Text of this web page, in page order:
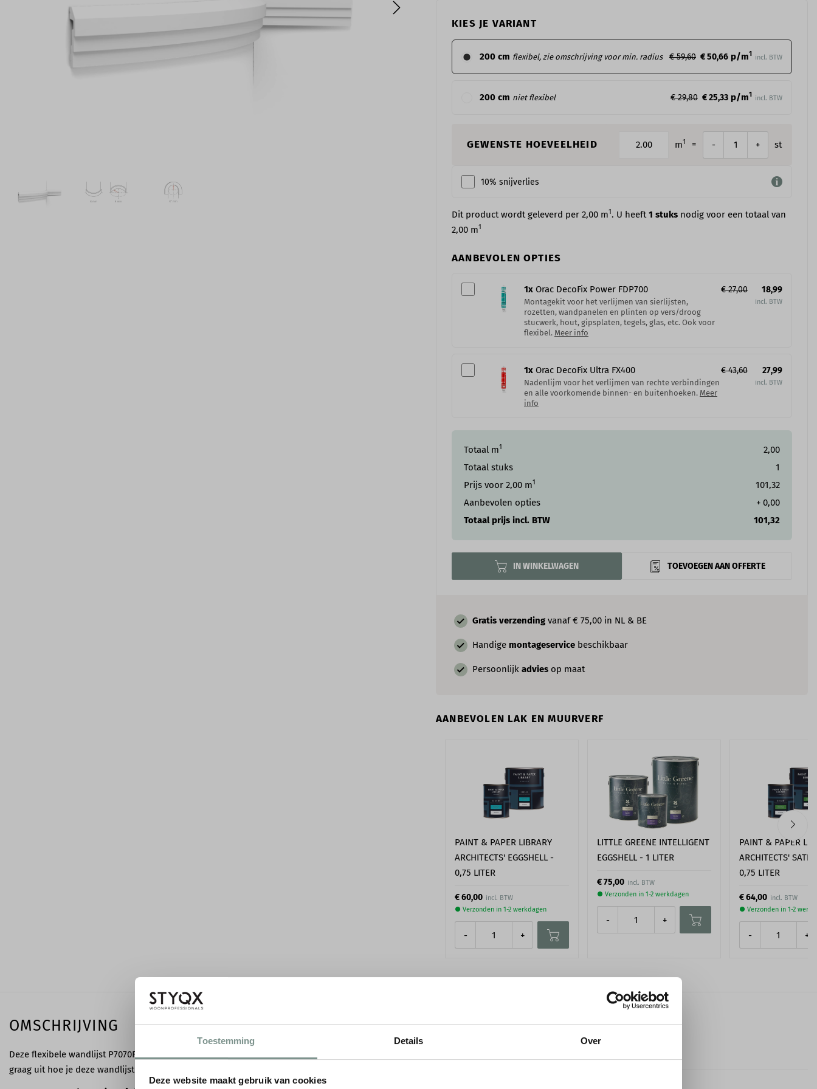
Toestemming Details Over
Deze website maakt gebruik van cookies
Gratis verzending vanaf € 75,00 in NL & BE
Handige montageservice beschikbaar
Persoonlijk advies op maat
AANBEVOLEN LAK EN MUURVERF
PAINT & PAPER LIBRARY
ARCHITECTS' EGGSHELL -
0,75 LITER
€ 60,00
● Verzonden in 1-2 werkdagen
- +
LITTLE GREENE INTELLIGENT
EGGSHELL - 1 LITER
€ 75,00
● Verzonden in 1-2 werkdagen
- +
PAINT & PAPER
ARCHITECTS'
0,75 LITER
€ 64,00
● Verzonden in 1-2
- +
KIES JE VARIANT
200 cm flexibel, zie omschrijving voor min. radius € 59,60 € 50,66 p/m1 incl. BTW
200 cm niet flexibel € 29,80 € 25,33 p/m1 incl. BTW
GEWENSTE HOEVEELHEID m1 = - + st
10% snijverlies
Dit product wordt geleverd per 2,00 m1. U heeft1 stuks nodig voor een totaal van
2,00 m1
Totaal m1
2,00
Totaal stuks
1
Prijs voor 2,00 m1
101,32
Aanbevolen opties
+ 0,00
Totaal prijs incl. BTW
101,32
AANBEVOLEN OPTIES
1x Orac DecoFix Power​ FDP700
Montagekit voor het verlijmen van sierlijsten,
rozetten, wandpanelen en plinten op vers/droog
stucwerk, hout, gipsplaten, tegels, glas, etc. Ook voor
flexibel. Meer info
€ 27,00 18,99
1x Orac DecoFix Ultra FX400
Nadenlijm voor het verlijmen van rechte verbindingen
en alle voorkomende binnen- en buitenhoeken. Meer
info
€ 43,60 27,99
IN WINKELWAGEN TOEVOEGEN AAN OFFERTE
OMSCHRIJVING
Deze flexibele wandlijst P7070F is de buigbare variant van de wandlijst P7070. We leggen je
graag uit hoe je deze wandlijst kunt toepassen en wat de minimale radius dient te zijn.
SPECIFICATIES